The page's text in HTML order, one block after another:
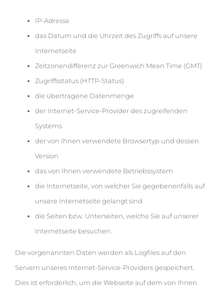
IP-Adresse
das Datum und die Uhrzeit des Zugriffs auf unsere
Internetseite
Zeitzonendifferenz zur Greenwich Mean Time (GMT)
Zugriffsstatus (HTTP-Status)
die übertragene Datenmenge
der Internet-Service-Provider des zugreifenden
Systems
der von Ihnen verwendete Browsertyp und dessen
Version
das von Ihnen verwendete Betriebssystem
die Internetseite, von welcher Sie gegebenenfalls auf
unsere Internetseite gelangt sind
die Seiten bzw. Unterseiten, welche Sie auf unserer
Internetseite besuchen.
Die vorgenannten Daten werden als Logfiles auf den
Servern unseres Internet-Service-Providers gespeichert.
Dies ist erforderlich, um die Webseite auf dem von Ihnen